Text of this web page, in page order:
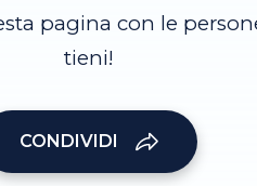
pagina con le
tieni!
CONDIVIDI